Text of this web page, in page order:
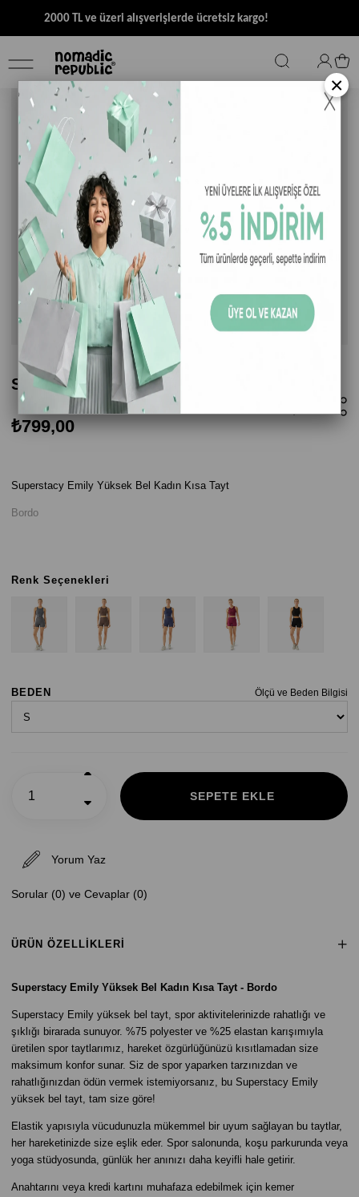
2000 TL ve üzeri alışverişlerde ücretsiz kargo!
Superstacy Emily Kadın Kısa Tayt - Bordo
₺799,00
Superstacy Emily Yüksek Bel Kadın Kısa Tayt
Bordo
Renk Seçenekleri
Ölçü ve Beden Bilgisi
BEDEN
Yorum Yaz
Sorular (0) ve Cevaplar (0)
ÜRÜN ÖZELLIKLERI
Superstacy Emily Yüksek Bel Kadın Kısa Tayt - Bordo
Superstacy Emily yüksek bel tayt, spor aktivitelerinizde rahatlığı ve
şıklığı birarada sunuyor. %75 polyester ve %25 elastan karışımıyla
üretilen spor taytlarımız, hareket özgürlüğünüzü kısıtlamadan size
maksimum konfor sunar. Siz de spor yaparken tarzınızdan ve
rahatlığınızdan ödün vermek istemiyorsanız, bu Superstacy Emily
yüksek bel tayt, tam size göre!
Elastik yapısıyla vücudunuzla mükemmel bir uyum sağlayan bu taytlar,
her hareketinizde size eşlik eder. Spor salonunda, koşu parkurunda veya
yoga stüdyosunda, günlük her anınızı daha keyifli hale getirir.
Anahtarını veya kredi kartını muhafaza edebilmek için kemer
×